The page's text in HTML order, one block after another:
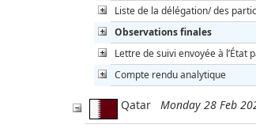
Liste de la délégation/ des
Observations finales
Lettre de suivi envoyée à l’État
Compte rendu analytique
Qatar Monday 28 Feb